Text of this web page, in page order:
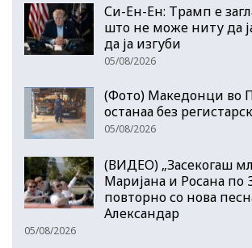
Си-Ен-Ен: Трамп е
што не може ниту да
да ја изгуби
05/08/2026
(Фото) Македонци во
останаа без
05/08/2026
(ВИДЕО) „Засекогаш
Маријана и Росана по
повторно со нова
Александар
05/08/2026